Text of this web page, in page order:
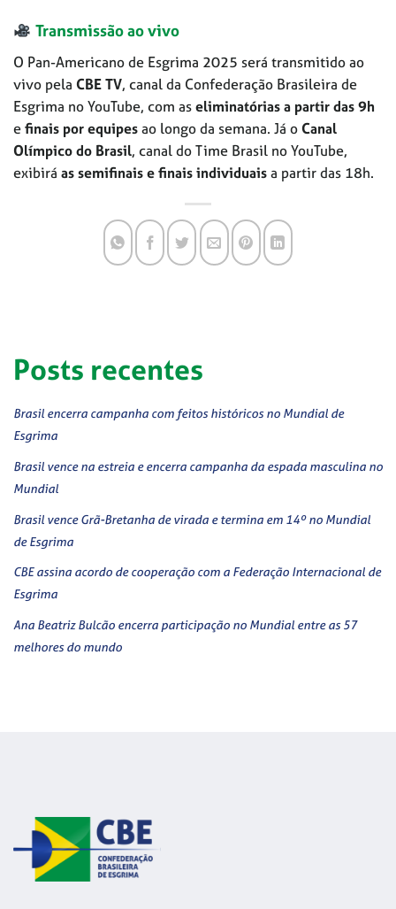
Transmissão ao vivo
O Pan-Americano de Esgrima 2025 será transmitido ao
vivo pela CBE TV, canal da Confederação Brasileira de
Esgrima no YouTube, com aseliminatórias a partir das 9h
efinais por equipesao longo da semana. Já oCanal
Olímpico do Brasil, canal do Time Brasil no YouTube,
exibirá as semifinais e finais individuaisa partir das 18h.
Posts recentes
Brasil encerra campanha com feitos históricos no Mundial de
Esgrima
Brasil vence na estreia e encerra campanha da espada masculina no
Mundial
Brasil vence Grã-Bretanha de virada e termina em 14º no Mundial
de Esgrima
CBE assina acordo de cooperação com a Federação Internacional de
Esgrima
Ana Beatriz Bulcão encerra participação no Mundial entre as 57
melhores do mundo